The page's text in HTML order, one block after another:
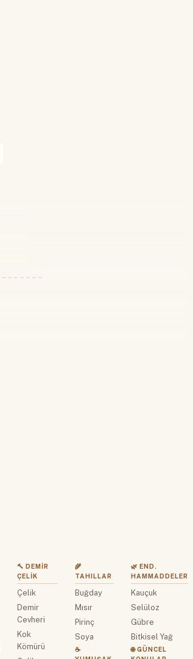
🔨 DEMIR
ÇELIK
Çelik
Demir
Cevheri
Kok
Kömürü
🌾
TAHILLAR
Buğday
Mısır
Pirinç
Soya
☕
🌿 END.
HAMMADDELER
Kauçuk
Selüloz
Gübre
Bitkisel Yağ
🌐 GÜNCEL